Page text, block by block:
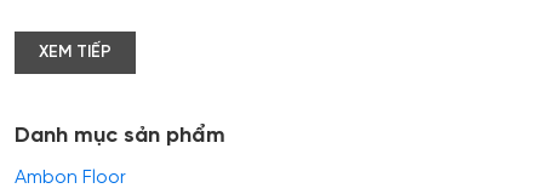
XEM TIẾP
Danh mục sản phẩm
Ambon Floor